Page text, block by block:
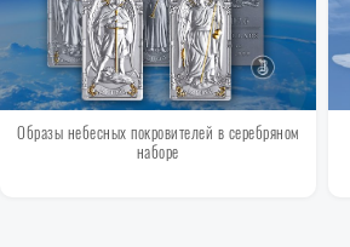
Образы небесных покровителей в серебряном
наборе